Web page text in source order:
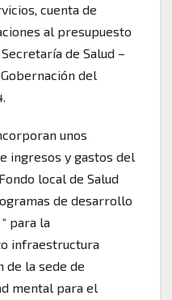
cuenta de
al presupuesto
de Salud –
del
unos
ingresos y gastos del
local de Salud
de desarrollo
para la
infraestructura
de la sede de
mental para el